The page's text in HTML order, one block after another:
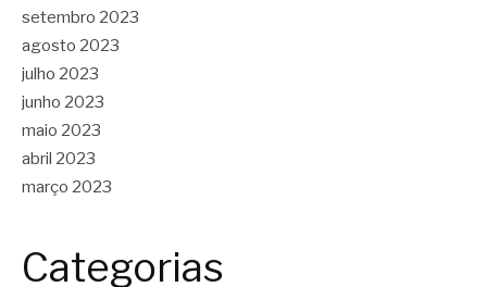
setembro 2023
agosto 2023
julho 2023
junho 2023
maio 2023
abril 2023
março 2023
Categorias